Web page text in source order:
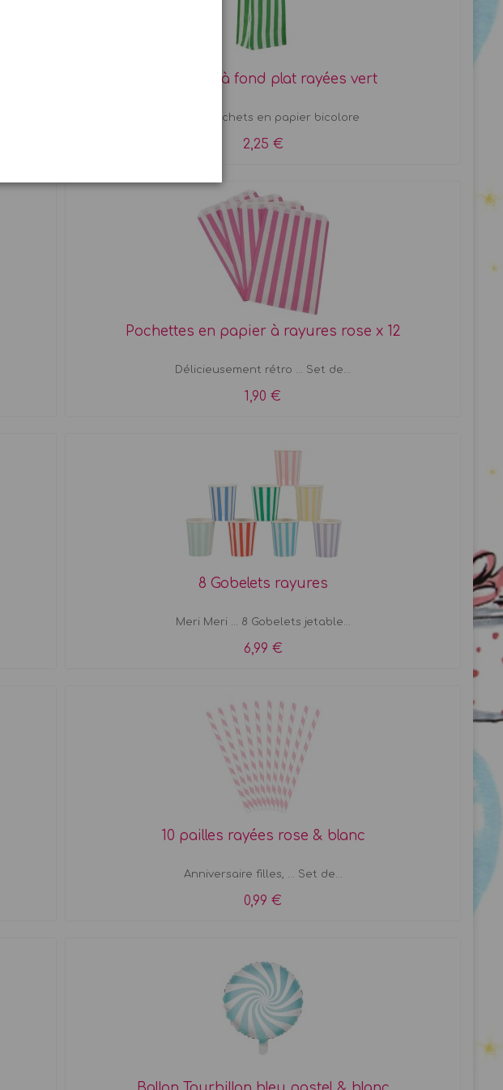
Pochettes à fond plat rayées vert
Dix jolis sachets en papier bicolore
2,25 €
Pochettes en papier à rayures rose x 12
Délicieusement rétro ... Set de...
1,90 €
8 Gobelets rayures
Meri Meri ... 8 Gobelets jetable...
6,99 €
10 pailles rayées rose & blanc
Anniversaire filles, ... Set de...
0,99 €